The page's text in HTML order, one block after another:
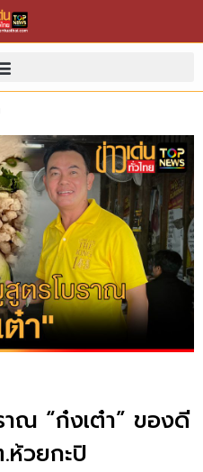
ณ “ก๋งเต๋า” ของดี
วยกะปิ